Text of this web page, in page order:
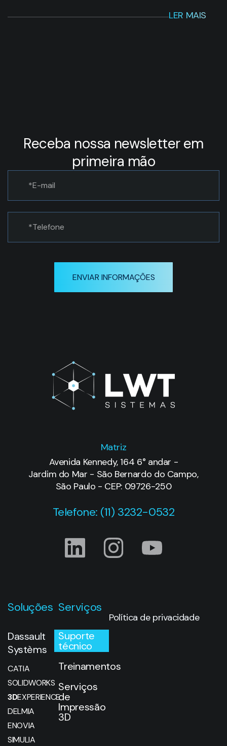
LER MAIS
Receba nossa newsletter em
primeira mão
ENVIAR INFORMAÇÕES
Matriz
Avenida Kennedy, 164 6° andar -
Jardim do Mar - São Bernardo do Campo,
São Paulo - CEP: 09726-250
Telefone: (11) 3232-0532
Soluções
Dassault
Systèms
CATIA
SOLIDWORKS
3DEXPERIENCE
DELMIA
ENOVIA
SIMULIA
Serviços
Suporte
técnico
Treinamentos
Serviços
de
Impressão
3D
Política de privacidade